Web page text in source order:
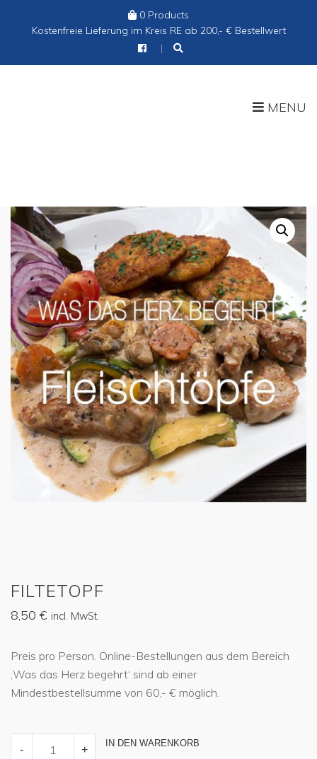
Cart:
0 Products
Kostenfreie Lieferung im Kreis RE ab 200,- € Bestellwert
MENU
FILTETOPF
8,50 € incl. MwSt.
Preis pro Person. Online-Bestellungen aus dem Bereich
‚Was das Herz begehrt‘ sind ab einer
Mindestbestellsumme von 60,- € möglich.
QUANTITY
- +
IN DEN WARENKORB